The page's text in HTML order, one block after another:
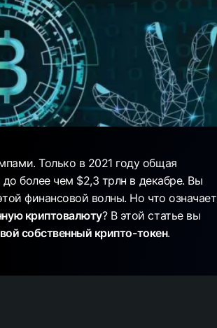
Только в 2021 году общая
более чем $2,3 трлн в декабре. Вы
финансовой волны. Но что означает
криптовалюту? В этой статье вы
собственный крипто-токен.